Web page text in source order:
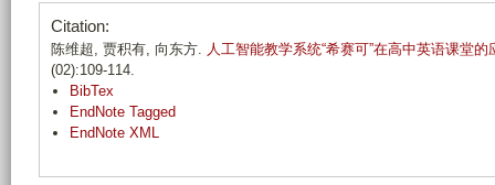
Citation:
陈维超, 贾积有, 向东方. 人工智能教学系统“希赛可”在高中英语课堂
(02):109-114.
BibTex
EndNote Tagged
EndNote XML